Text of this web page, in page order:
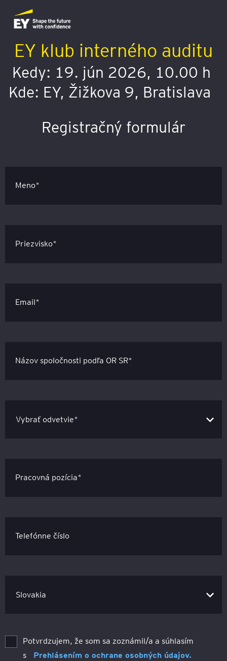
EY klub interného auditu
Kedy: 19. jún 2026, 10.00 h
Kde: EY, Žižkova 9, Bratislava
Registračný formulár
Meno*
Priezvisko*
Email*
Názov spoločnosti podľa OR SR*
Pracovná pozícia*
Telefónne číslo
Potvrdzujem, že som sa zoznámil/a a súhlasím
s
Prehlásením o ochrane osobných údajov.